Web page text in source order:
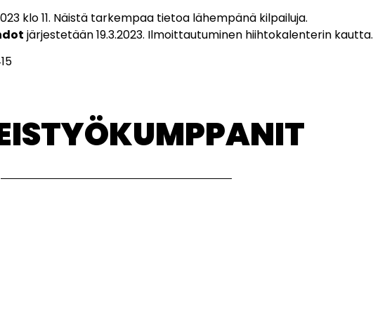
klo 11. Näistä tarkempaa tietoa lähempänä kilpailuja.
järjestetään 19.3.2023. Ilmoittautuminen hiihtokalenterin kautta.